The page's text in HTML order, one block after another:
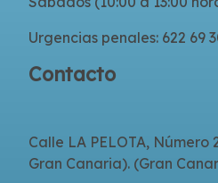
Urgencias penales: 622 69
Contacto
Calle LA PELOTA, Número
Gran Canaria). (Gran